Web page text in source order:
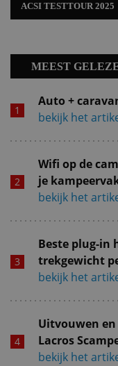
ACSI TESTTOUR 2025
MEEST
Auto +
bekijk het
Wifi op de
je
bekijk het
Beste plug-in
trekgewicht
bekijk het
Uitvouwen
Lacros
bekijk het